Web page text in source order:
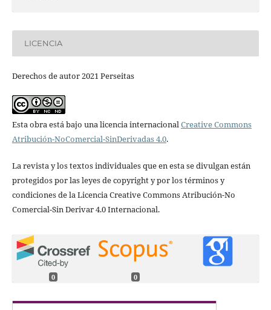
LICENCIA
Derechos de autor 2021 Perseitas
Esta obra está bajo una licencia internacionalCreative Commons
Atribución-NoComercial-SinDerivadas 4.0.
La revista y los textos individuales que en esta se divulgan están
protegidos por las leyes de copyright y por los términos y
condiciones de la Licencia Creative Commons Atribución-No
Comercial-Sin Derivar 4.0 Internacional.
0 0